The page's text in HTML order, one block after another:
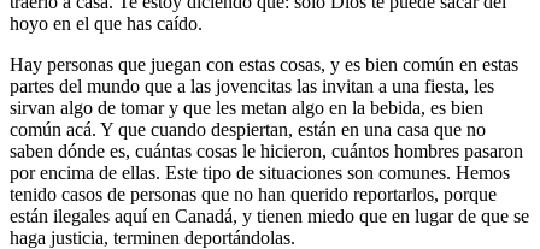
hoyo en el que has caído.
Hay personas que juegan con estas cosas, y es bien común en estas
partes del mundo que a las jovencitas las invitan a una fiesta, les
sirvan algo de tomar y que les metan algo en la bebida, es bien
común acá. Y que cuando despiertan, están en una casa que no
saben dónde es, cuántas cosas le hicieron, cuántos hombres pasaron
por encima de ellas. Este tipo de situaciones son comunes. Hemos
tenido casos de personas que no han querido reportarlos, porque
están ilegales aquí en Canadá, y tienen miedo que en lugar de que se
haga justicia, terminen deportándolas.